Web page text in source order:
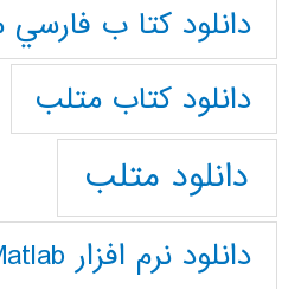
دانلود كتا ب
دانلود كتاب متلب
دانلود متلب
دانلود نرم افزار Matlab